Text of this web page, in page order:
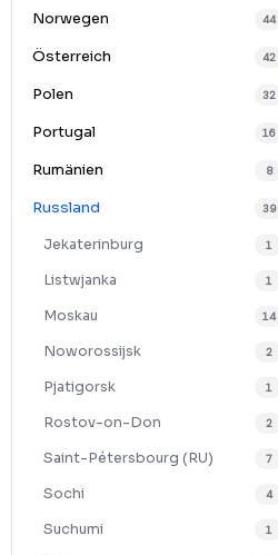
Norwegen 44
Österreich 42
Polen 32
Portugal 16
Rumänien 8
Russland 39
Jekaterinburg 1
Listwjanka 1
Moskau 14
Noworossijsk 2
Pjatigorsk 1
Rostov-on-Don 2
Saint-Pétersbourg (RU) 7
Sochi 4
Suchumi 1